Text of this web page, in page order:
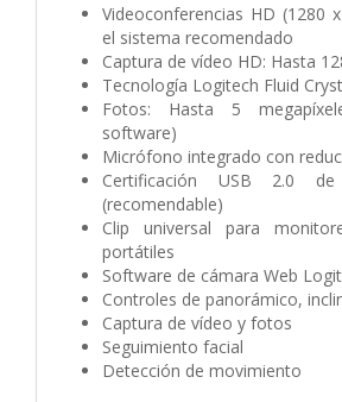
Videoconferencias HD (1280
el sistema recomendado
Captura de vídeo HD: Hasta
Tecnología Logitech Fluid
Fotos: Hasta 5
software)
Micrófono integrado con
Certificación USB 2.0
(recomendable)
Clip universal para
portátiles
Software de cámara Web
Controles de panorámico,
Captura de vídeo y fotos
Seguimiento facial
Detección de movimiento